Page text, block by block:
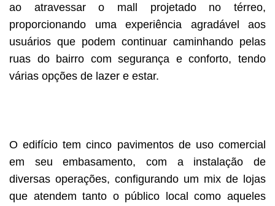
ao atravessar o mall projetado no térreo,
proporcionando uma experiência agradável aos
usuários que podem continuar caminhando pelas
ruas do bairro com segurança e conforto, tendo
várias opções de lazer e estar.
O edifício tem cinco pavimentos de uso comercial
em seu embasamento, com a instalação de
diversas operações, configurando um mix de lojas
que atendem tanto o público local como aqueles